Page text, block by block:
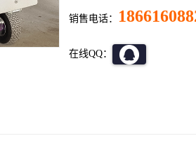
销售电话：
在线QQ：